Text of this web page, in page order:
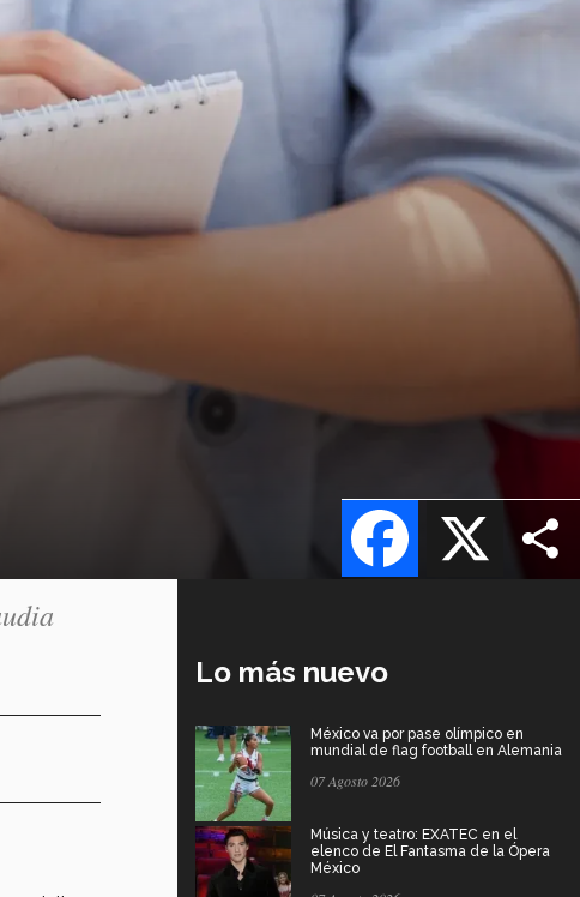
X
Facebook
Lo más nuevo
México va por pase olímpico en
mundial de flag football en Alemania
07 Agosto 2026
Música y teatro: EXATEC en el
elenco de El Fantasma de la Ópera
México